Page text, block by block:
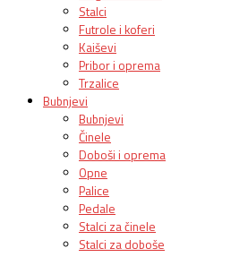
Stalci
Futrole i koferi
Kaiševi
Pribor i oprema
Trzalice
Bubnjevi
Bubnjevi
Činele
Doboši i oprema
Opne
Palice
Pedale
Stalci za činele
Stalci za doboše